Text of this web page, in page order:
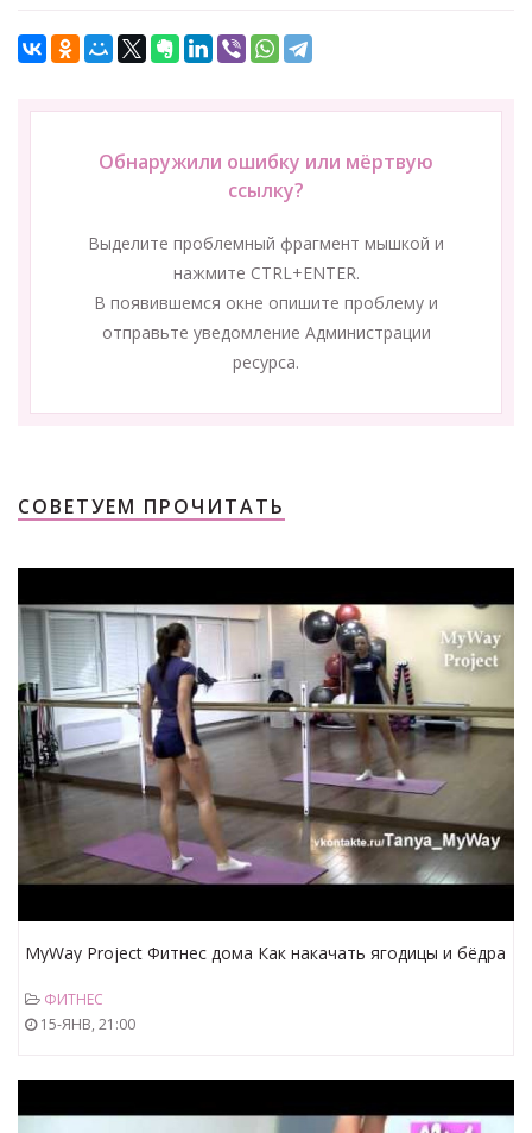
Обнаружили ошибку или мёртвую
ссылку?
Выделите проблемный фрагмент мышкой и
нажмите CTRL+ENTER.
В появившемся окне опишите проблему и
отправьте уведомление Администрации
ресурса.
СОВЕТУЕМ ПРОЧИТАТЬ
MyWay Project Фитнес дома Как накачать ягодицы и бёдра
ФИТНЕС
15-ЯНВ, 21:00